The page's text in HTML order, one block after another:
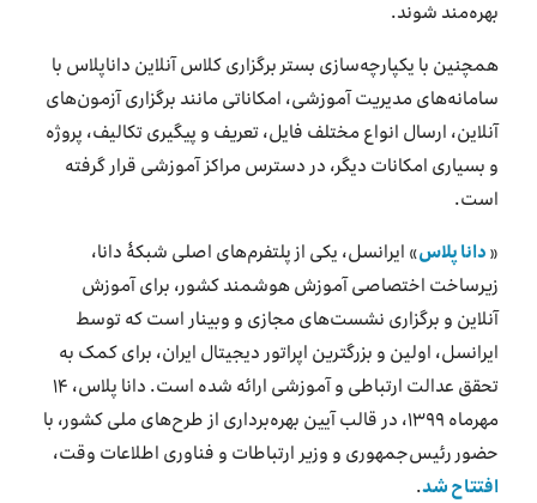
بهره‌مند شوند.
همچنین با یکپارچه‌سازی بستر برگزاری کلاس آنلاین داناپلاس با
سامانه‌های مدیریت آموزشی، امکاناتی مانند برگزاری آزمون‌های
آنلاین، ارسال انواع مختلف فایل، تعریف و پیگیری تکالیف، پروژه
و بسیاری امکانات دیگر، در دسترس مراکز آموزشی قرار گرفته
است.
«دانا پلاس» ایرانسل، یکی از پلتفرم‌های اصلی شبکۀ دانا،
زیرساخت اختصاصی آموزش هوشمند کشور، برای آموزش
آنلاین و برگزاری نشست‌های مجازی و وبینار است که توسط
ایرانسل، اولین و بزرگترین اپراتور دیجیتال ایران، برای کمک به
تحقق عدالت ارتباطی و آموزشی ارائه شده است. دانا پلاس، ۱۴
مهرماه ۱۳۹۹، در قالب آیین بهره‌برداری از طرح‌های ملی کشور، با
حضور رئیس‌جمهوری و وزیر ارتباطات و فناوری اطلاعات وقت،
افتتاح شد.